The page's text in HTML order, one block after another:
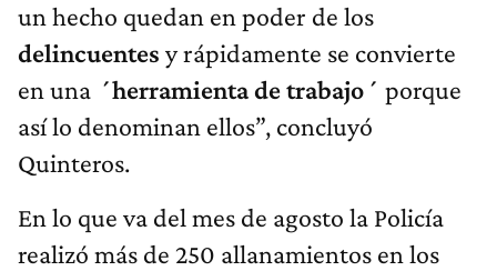
un hecho quedan en poder de los
delincuentes y rápidamente se convierte
en una ´herramienta de trabajo´ porque
así lo denominan ellos”, concluyó
Quinteros.
En lo que va del mes de agosto la Policía
realizó más de 250 allanamientos en los